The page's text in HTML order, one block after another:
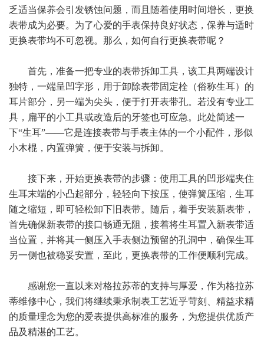
乏适当保养会引发锈蚀问题，而且随着使用时间增长，更换
表带成为必要。为了心爱的手表保持良好状态，保养与适时
更换表带均不可忽视。那么，如何自行更换表带呢？
首先，准备一把专业的表带拆卸工具，该工具两端设计
独特，一端呈凹字形，用于卸除表带固定栓（俗称生耳）的
耳片部分，另一端为尖头，便于打开表带孔。若没有专业工
具，扁平的小工具或改造后的牙签也可应急。此处简述一
下“生耳”——它是连接表带与手表主体的一个小配件，形似
小木棍，内置弹簧，便于安装与拆卸。
接下来，开始更换表带的步骤：使用工具的凹形端夹住
生耳末端的小凸起部分，轻轻向下按压，使弹簧压缩，生耳
随之缩短，即可轻松卸下旧表带。随后，着手安装新表带，
首先确保新表带的接口畅通无阻，接着将生耳置入新表带适
当位置，并将其一侧压入手表侧边预留的孔洞中，确保生耳
另一侧也被稳妥安置，至此，更换表带的工作便顺利完成。
感谢您一直以来对格拉苏蒂的支持与厚爱，作为格拉苏
蒂维修中心，我们将继续秉承制表工艺近乎苛刻、精益求精
的质量理念为您的爱表提供高标准的服务，为您提供优质产
品及精湛的工艺。